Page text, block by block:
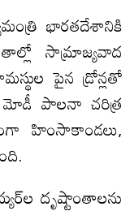
భారతదేశానికి
సామ్రాజ్యవాద
పైన డ్రోన్లతో
మోడీ పాలనా చరిత్ర
హింసాకాండలు,
దృష్టాంతాలను